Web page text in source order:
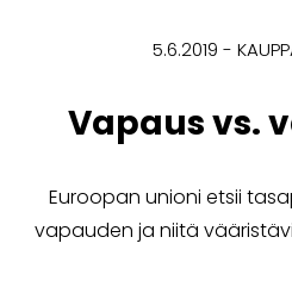
5.6.2019
Vapaus vs.
Euroopan unioni etsii
vapauden ja niitä